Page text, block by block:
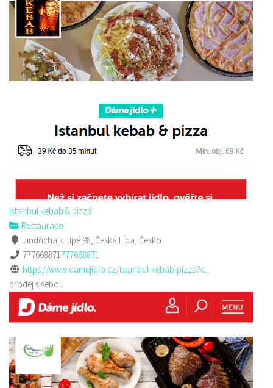
Istanbul kebab & pizza
Restaurace
Jindřicha z Lipé 98, Česká Lípa, Česko
777668871777668871
https://www.damejidlo.cz/istanbul-kebab-pizza?c...
prodej s sebou